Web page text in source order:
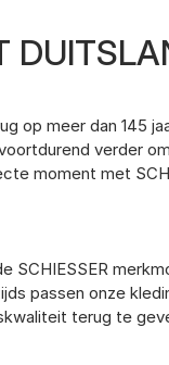
op meer dan 145
verder
moment met
passen onze
terug te